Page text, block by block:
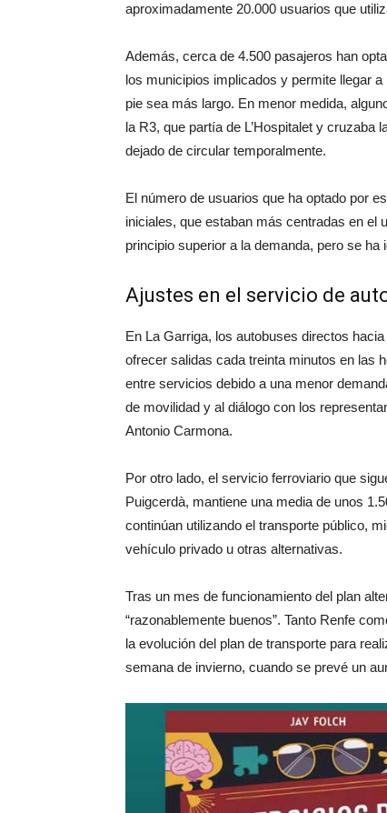
aproximadamente 20.000 usuarios que
Además, cerca de 4.500 pasajeros han
los municipios implicados y permite llegar
pie sea más largo. En menor medida,
la R3, que partía de L’Hospitalet y cruzaba
dejado de circular temporalmente.
El número de usuarios que ha optado por
iniciales, que estaban más centradas en el
principio superior a la demanda, pero se
Ajustes en el servicio de
En La Garriga, los autobuses directos
ofrecer salidas cada treinta minutos en las
entre servicios debido a una menor
de movilidad y al diálogo con los
Antonio Carmona.
Por otro lado, el servicio ferroviario que
Puigcerdà, mantiene una media de unos
continúan utilizando el transporte público,
vehículo privado u otras alternativas.
Tras un mes de funcionamiento del plan
“razonablemente buenos”. Tanto Renfe
la evolución del plan de transporte para
semana de invierno, cuando se prevé un